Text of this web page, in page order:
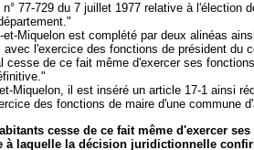
77-729 du 7 juillet 1977 relative à l'élection
Miquelon est complété par deux alinéas
l'exercice des fonctions de président du
de ce fait même d'exercer ses
Miquelon, il est inséré un article 17-1 ainsi
des fonctions de maire d'une commune
cesse de ce fait même d'exercer
à laquelle la décision juridictionnelle